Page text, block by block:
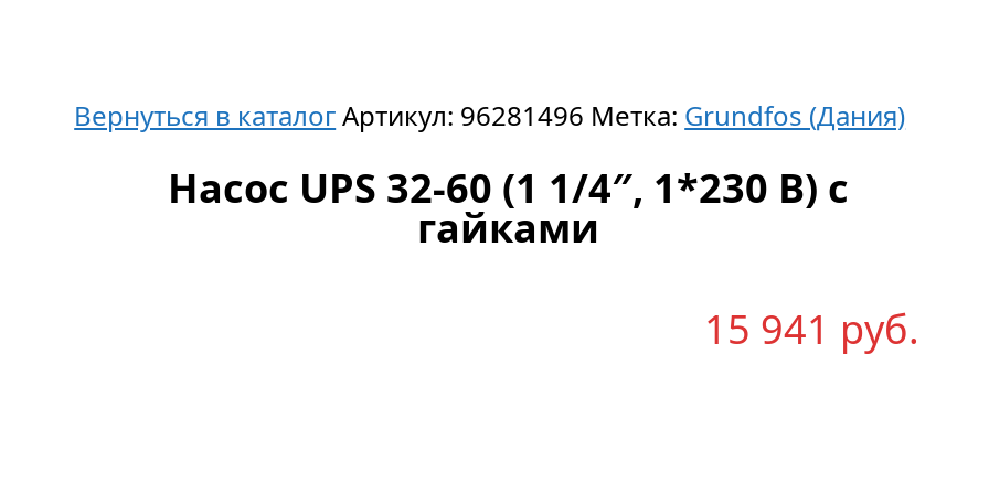
Вернуться в каталогАртикул: 96281496 Метка: Grundfos (Дания)
Насос UPS 32-60 (1 1/4″, 1*230 B) с
гайками
15 941 руб.